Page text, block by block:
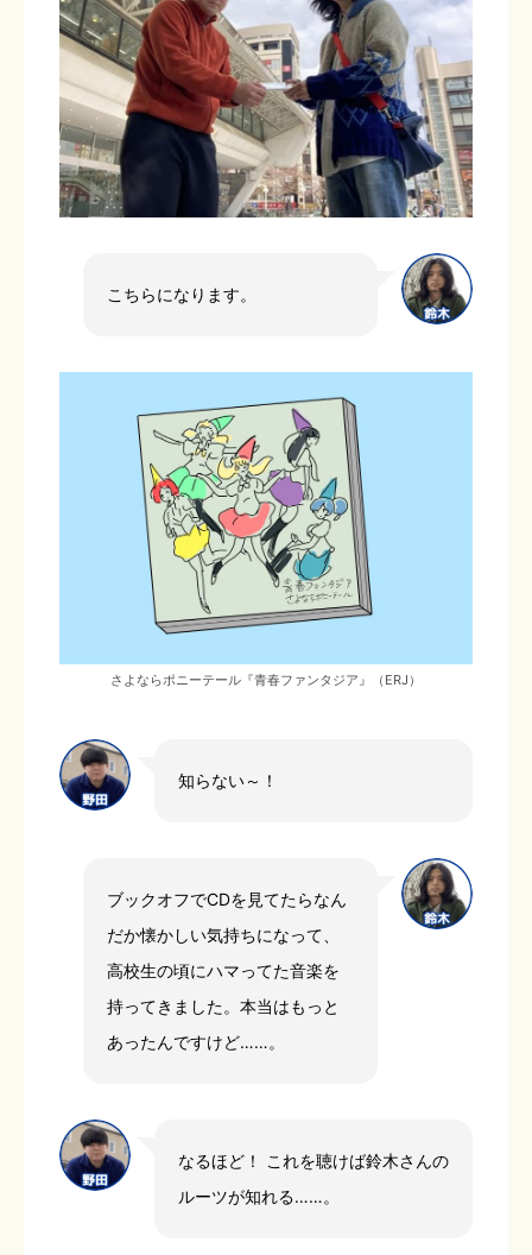
こちらになります。
さよならポニーテール『青春ファンタジア』（ERJ）
知らない～！
ブックオフでCDを見てたらなん
だか懐かしい気持ちになって、
高校生の頃にハマってた音楽を
持ってきました。本当はもっと
あったんですけど……。
なるほど！ これを聴けば鈴木さんの
ルーツが知れる……。